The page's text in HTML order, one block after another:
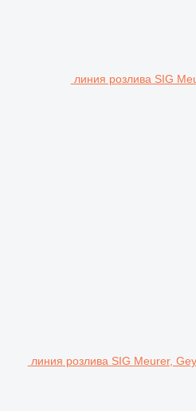
линия розлива SIG
линия розлива SIG Meurer,